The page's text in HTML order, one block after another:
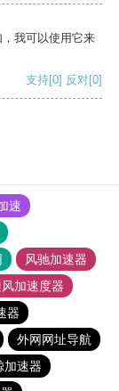
我可以使用它来
支持[0] 反对[0]
速
风驰加速器
加速度器
器
外网网址导航
加速器